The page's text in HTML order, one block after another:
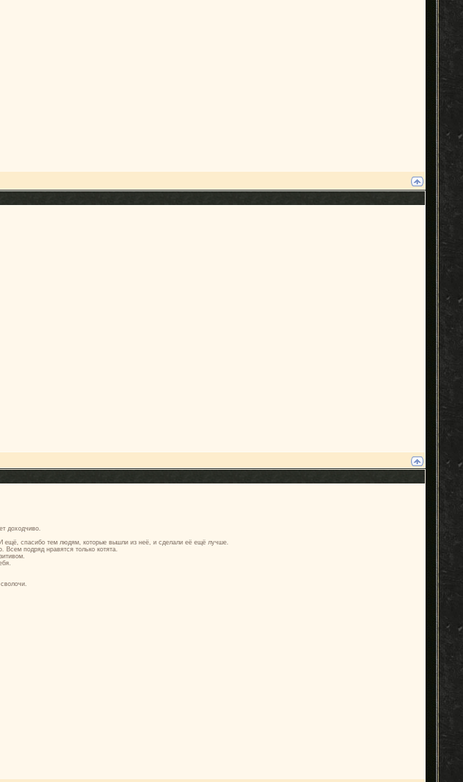
доходчиво.
спасибо тем людям, которые вышли из неё, и сделали её ещё лучше.
Всем подряд нравятся только котята.